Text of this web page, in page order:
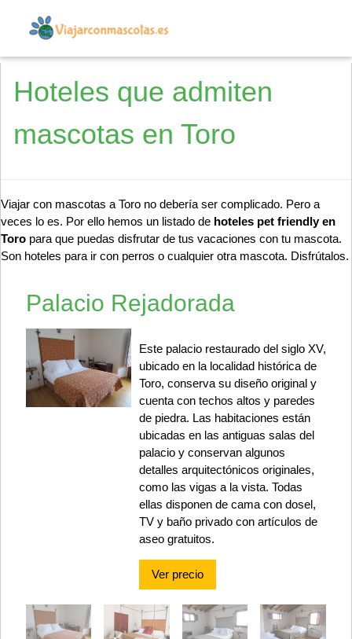
Hoteles que admiten
mascotas en Toro
Viajar con mascotas a Toro no debería ser complicado. Pero a
veces lo es. Por ello hemos un listado de hoteles pet friendly en
Toro para que puedas disfrutar de tus vacaciones con tu mascota.
Son hoteles para ir con perros o cualquier otra mascota. Disfrútalos.
Palacio Rejadorada
Este palacio restaurado del siglo XV,
ubicado en la localidad histórica de
Toro, conserva su diseño original y
cuenta con techos altos y paredes
de piedra. Las habitaciones están
ubicadas en las antiguas salas del
palacio y conservan algunos
detalles arquitectónicos originales,
como las vigas a la vista. Todas
ellas disponen de cama con dosel,
TV y baño privado con artículos de
aseo gratuitos.
Ver precio